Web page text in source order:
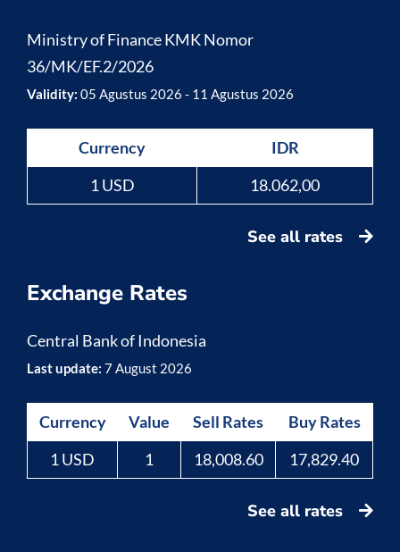
Ministry of Finance KMK Nomor
36/MK/EF.2/2026
Validity: 05 Agustus 2026 - 11 Agustus 2026
Currency
IDR
1 USD
18.062,00
See all rates
Exchange Rates
Central Bank of Indonesia
Last update: 7 August 2026
Currency Value Sell Rates
Buy Rates
1 USD
1 18,008.60 17,829.40
See all rates